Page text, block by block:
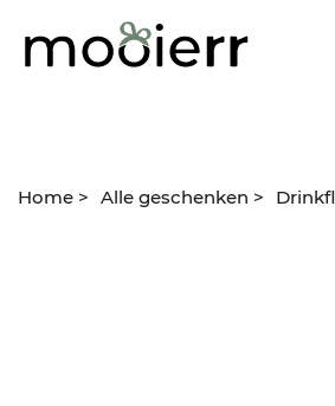
Home > Alle geschenken >